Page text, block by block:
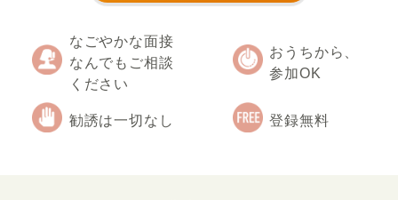
なごやかな面接
なんでもご相談
ください
おうちから、
参加OK
勧誘は一切なし 登録無料